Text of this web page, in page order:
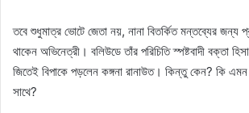
তবে শুধুমাত্র ভোটে জেতা নয়, নানা বিতর্কিত মন্তব্যের জন্য
থাকেন অভিনেত্রী। বলিউডে তাঁর পরিচিতি স্পষ্টবাদী বক্তা
জিতেই বিপাকে পড়লেন কঙ্গনা রানাউত। কিন্তু কেন? কি
সাথে?